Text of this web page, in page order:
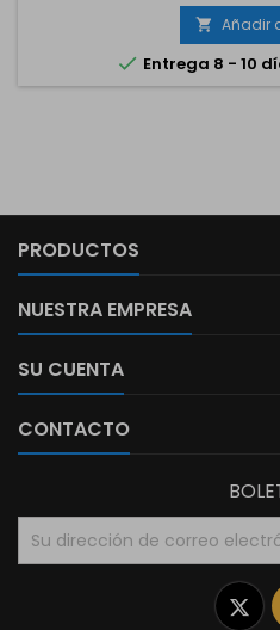
 Añadir
 Entrega 8 - 10
PRODUCTOS
NUESTRA EMPRESA
SU CUENTA
CONTACTO